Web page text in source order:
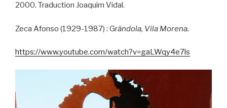
2000. Traduction Joaquim Vidal.
Zeca Afonso (1929-1987) : Grândola, Vila Morena.
https://www.youtube.com/watch?v=gaLWqy4e7ls